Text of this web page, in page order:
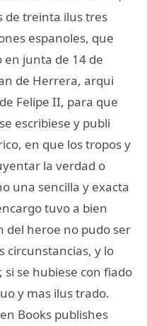
de treinta ilus tres
espanoles, que
en junta de 14 de
de Herrera, arqui
Felipe II, para que
escribiese y publi
en que los tropos y
la verdad o
una sencilla y exacta
tuvo a bien
del heroe no pudo ser
circunstancias, y lo
si se hubiese con fiado
y mas ilus trado.
Books publishes